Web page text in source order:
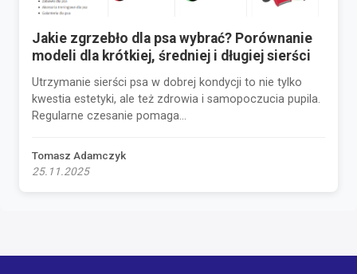
Jakie zgrzebło dla psa wybrać? Porównanie
modeli dla krótkiej, średniej i długiej sierści
Utrzymanie sierści psa w dobrej kondycji to nie tylko
kwestia estetyki, ale też zdrowia i samopoczucia pupila.
Regularne czesanie pomaga...
Tomasz Adamczyk
25.11.2025